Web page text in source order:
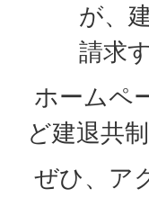
が、
請求
ホームペ
ど建退共
ぜひ、ア